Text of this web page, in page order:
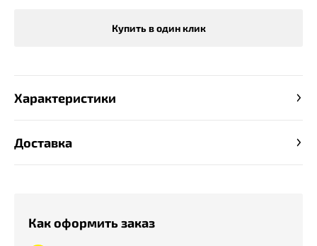
Купить в один клик
Как оформить заказ
Характеристики
Доставка